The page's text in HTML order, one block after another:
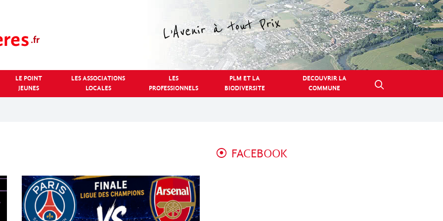
LE POINT
JEUNES
LES ASSOCIATIONS
LOCALES
LES
PROFESSIONNELS
PLM ET LA
BIODIVERSITE
DECOUVRIR LA
COMMUNE
FACEBOOK